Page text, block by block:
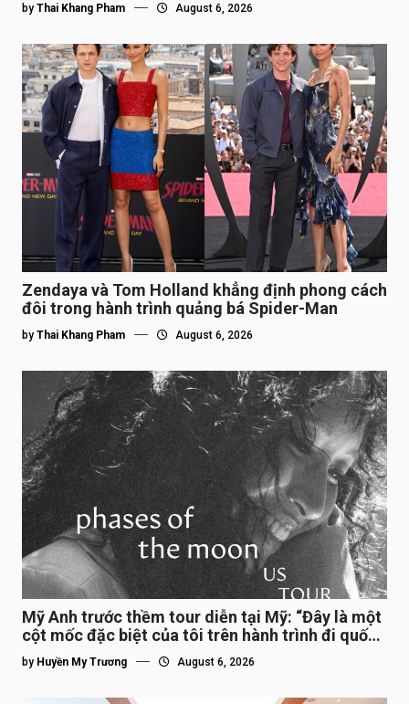
by Thai Khang Pham August 6, 2026
Zendaya và Tom Holland khẳng định phong cách
đôi trong hành trình quảng bá Spider-Man
by Thai Khang Pham August 6, 2026
Mỹ Anh trước thềm tour diễn tại Mỹ: “Đây là một
cột mốc đặc biệt của tôi trên hành trình đi quốc
tế”
by Huyền My Trương August 6, 2026